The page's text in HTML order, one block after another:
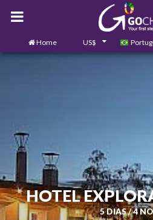
Home US$
HOTEL
5 DIAS / 4